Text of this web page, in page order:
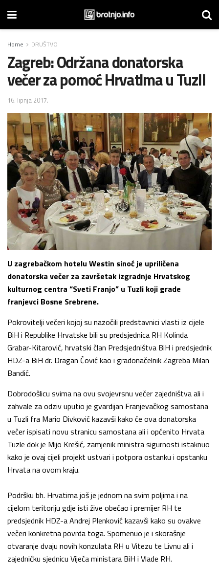
Home DRUŠTVO
Zagreb: Održana donatorska
večer za pomoć Hrvatima u Tuzli
16. lipnja 2017.
U zagrebačkom hotelu Westin sinoć je upriličena
donatorska večer za završetak izgradnje Hrvatskog
kulturnog centra “Sveti Franjo” u Tuzli koji grade
franjevci Bosne Srebrene.
Pokrovitelji večeri kojoj su nazočili predstavnici vlasti iz cijele
BiH i Republike Hrvatske bili su predsjednica RH Kolinda
Grabar-Kitarović, hrvatski član Predsjedništva BiH i predsjednik
HDZ-a BiH dr. Dragan Čović kao i gradonačelnik Zagreba Milan
Bandić.
Dobrodošlicu svima na ovu svojevrsnu večer zajedništva ali i
zahvale za odziv uputio je gvardijan Franjevačkog samostana
u Tuzli fra Mario Divković kazavši kako će ova donatorska
večer ispisati novu stranicu samostana ali i općenito Hrvata
Tuzle dok je Mijo Krešić, zamjenik ministra sigurnosti istaknuo
kako je ovaj cijeli projekt ustvari i potpora ostanku i opstanku
Hrvata na ovom kraju.
Podršku bh. Hrvatima još je jednom na svim poljima i na
cijelom teritoriju gdje isti žive obećao i premijer RH te
predsjednik HDZ-a Andrej Plenković kazavši kako su ovakve
večeri konkretna povrda toga. Spomenuo je i skorašnje
otvaranje dvaju novih konzulata RH u Vitezu te Livnu ali i
zajedničku sjednicu Vijeća ministara BiH i Vlade RH.